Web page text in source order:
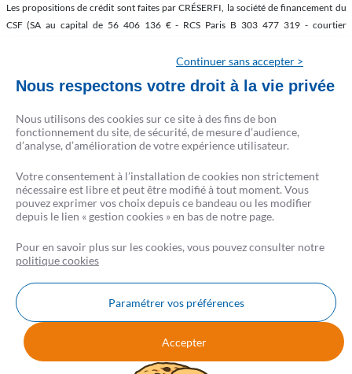
Les propositions de crédit sont faites par CRÉSERFI, la société de financement du
CSF (SA au capital de 56 406 136 € - RCS Paris B 303 477 319 - courtier
rue du Faubourg Poissonnière 75009 Paris) et ses partenaires prêteurs.
établissements de crédit. Il apporte son concours à la réalisation d’opérations de
La liste complète des partenaires est disponible sur csf.fr.
exigé d’un particulier avant l’obtention d’un ou plusieurs prêts d’argent.
L’emprunteur d’un crédit immobilier dispose d’un délai de réflexion de 10 jours. La
vente est subordonnée à l’obtention du prêt. S’il n’est pas obtenu, le vendeur doit
Nous contacter FAQ AVIS CSF
Mentions légales Données personnelles
Continuer sans accepter >
Nous respectons votre droit à la vie privée
Nous utilisons des cookies sur ce site à des fins de bon
fonctionnement du site, de sécurité, de mesure d’audience,
d’analyse, d’amélioration de votre expérience utilisateur.
Votre consentement à l’installation de cookies non strictement
nécessaire est libre et peut être modifié à tout moment. Vous
pouvez exprimer vos choix depuis ce bandeau ou les modifier
depuis le lien « gestion cookies » en bas de notre page.
Pour en savoir plus sur les cookies, vous pouvez consulter notre
politique cookies
Paramétrer vos préférences
Accepter